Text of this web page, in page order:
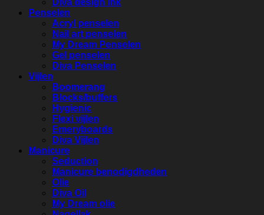
Diva design ink
Penselen
Acryl penselen
Nail art penselen
My Dream Penselen
Gel penselen
Diva Penselen
Vijlen
Boomerang
Blocks/buffers
Hygienic
Flexi vijlen
Emeryboards
Diva Vijlen
Manicure
Seduction
Manicure benodigdheden
Olie
Diva Oil
My Dream olie